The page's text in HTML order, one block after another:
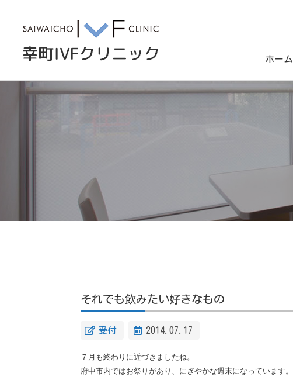
ホーム
それでも飲みたい好きなもの
受付 2014.07.17
７月も終わりに近づきましたね。
府中市内ではお祭りがあり、にぎやかな週末になっています。